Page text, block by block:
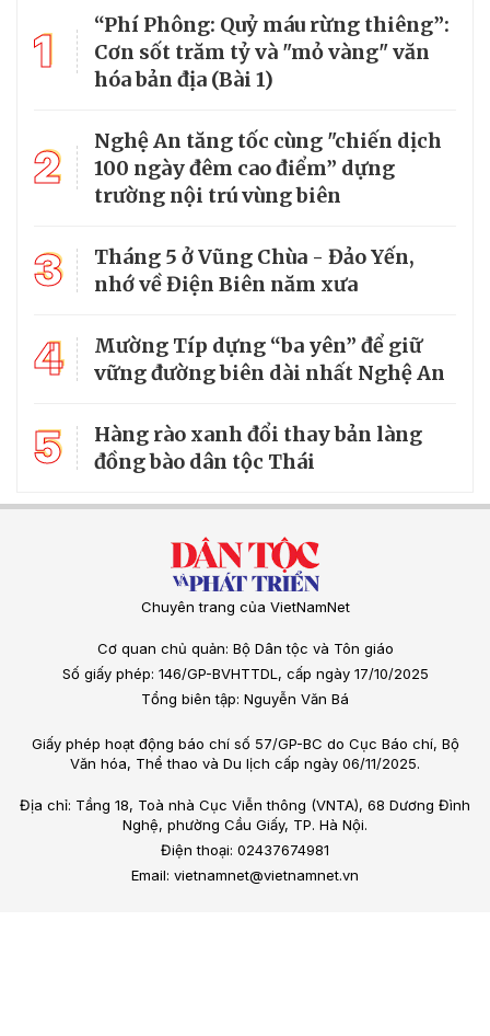
1
“Phí Phông: Quỷ máu rừng thiêng”:
Cơn sốt trăm tỷ và "mỏ vàng" văn
hóa bản địa (Bài 1)
2
Nghệ An tăng tốc cùng "chiến dịch
100 ngày đêm cao điểm” dựng
trường nội trú vùng biên
3
Tháng 5 ở Vũng Chùa - Đảo Yến,
nhớ về Điện Biên năm xưa
4
Mường Típ dựng “ba yên” để giữ
vững đường biên dài nhất Nghệ An
5
Hàng rào xanh đổi thay bản làng
đồng bào dân tộc Thái
Chuyên trang của VietNamNet
Cơ quan chủ quản: Bộ Dân tộc và Tôn giáo
Số giấy phép: 146/GP-BVHTTDL, cấp ngày 17/10/2025
Tổng biên tập: Nguyễn Văn Bá
Giấy phép hoạt động báo chí số 57/GP-BC do Cục Báo chí, Bộ
Văn hóa, Thể thao và Du lịch cấp ngày 06/11/2025.
Địa chỉ: Tầng 18, Toà nhà Cục Viễn thông (VNTA), 68 Dương Đình
Nghệ, phường Cầu Giấy, TP. Hà Nội.
Điện thoại: 02437674981
Email: vietnamnet@vietnamnet.vn